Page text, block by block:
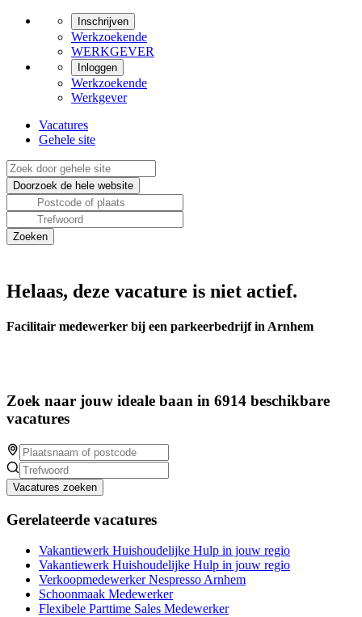
Inschrijven
Werkzoekende
WERKGEVER
Inloggen
Werkzoekende
Werkgever
Vacatures
Gehele site
Helaas, deze vacature is niet actief.
Facilitair medewerker bij een parkeerbedrijf in Arnhem
Zoek naar jouw ideale baan in 6914 beschikbare
vacatures
Vacatures zoeken
Gerelateerde vacatures
Vakantiewerk Huishoudelijke Hulp in jouw regio
Vakantiewerk Huishoudelijke Hulp in jouw regio
Verkoopmedewerker Nespresso Arnhem
Schoonmaak Medewerker
Flexibele Parttime Sales Medewerker